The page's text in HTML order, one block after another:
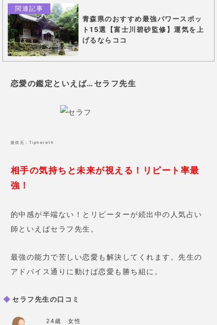
関連記事
青森県のおすすめ最強パワースポッ
ト15選【富士川碧砂監修】運気を上
げるならココ
恋愛の鑑定といえば…セラフ先生
提供元： Tiphereth
相手の気持ちと未来が視える！リピート率最
強！
的中感が半端ない！とリピーターが続出中の人気占い
師といえばセラフ先生。
最強の能力で苦しい恋愛も解決してくれます。先生の
アドバイス通りに動けば恋愛も勝ち組に。
セラフ先生の口コミ
24歳 女性